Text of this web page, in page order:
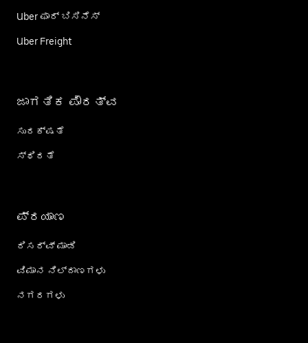
Uber ಫಾರ್ ಬಿಸಿನೆಸ್
Uber Freight
ಜಾಗತಿಕ ಪೌರತ್ವ
ಸುರಕ್ಷತೆ
ಸ್ಥಿರತೆ
ಪ್ರಯಾಣ
ರಿಸರ್ವ್ ಮಾಡಿ
ವಿಮಾನ ನಿಲ್ದಾಣಗಳು
ನಗರಗಳು